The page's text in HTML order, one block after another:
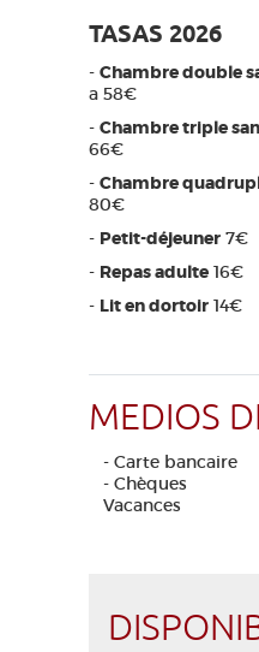
TASAS 2026
- Chambre double
a 58€
- Chambre triple
66€
- Chambre
80€
- Petit-déjeuner 7€
- Repas adulte 16€
- Lit en dortoir 14€
MEDIOS
- Carte bancaire
- Chèques
Vacances